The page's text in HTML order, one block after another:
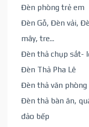
Đèn phòng trẻ em
Đèn Gỗ, Đèn vải,
mây, tre...
Đèn thả chụp sắt-
Đèn Thả Pha Lê
Đèn thả văn phòng
Đèn thả bàn ăn,
đảo bếp